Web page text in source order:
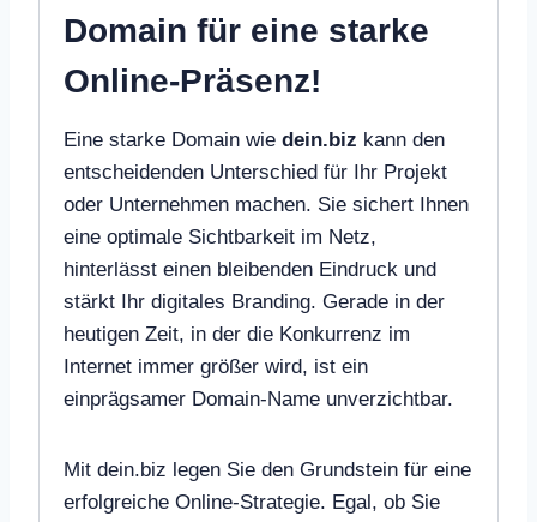
Domain für eine starke
Online-Präsenz!
Eine starke Domain wie dein.biz kann den
entscheidenden Unterschied für Ihr Projekt
oder Unternehmen machen. Sie sichert Ihnen
eine optimale Sichtbarkeit im Netz,
hinterlässt einen bleibenden Eindruck und
stärkt Ihr digitales Branding. Gerade in der
heutigen Zeit, in der die Konkurrenz im
Internet immer größer wird, ist ein
einprägsamer Domain-Name unverzichtbar.
Mit dein.biz legen Sie den Grundstein für eine
erfolgreiche Online-Strategie. Egal, ob Sie